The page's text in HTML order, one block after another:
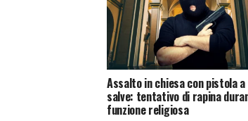
Assalto in chiesa con pistola a
salve: tentativo di rapina
funzione religiosa